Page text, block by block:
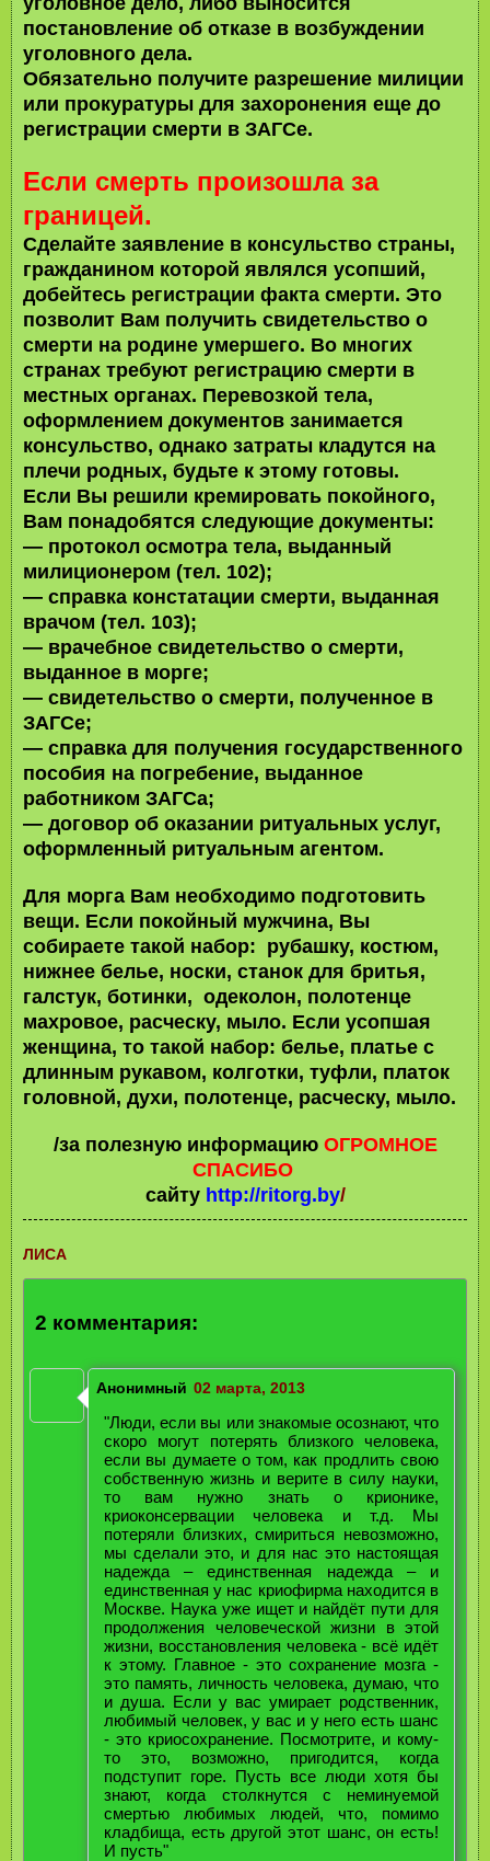
постановление об отказе в возбуждении
уголовного дела.
Обязательно получите разрешение милиции
или прокуратуры для захоронения еще до
регистрации смерти в ЗАГСе.
Если смерть произошла за
границей.
Сделайте заявление в консульство страны,
гражданином которой являлся усопший,
добейтесь регистрации факта смерти. Это
позволит Вам получить свидетельство о
смерти на родине умершего. Во многих
странах требуют регистрацию смерти в
местных органах. Перевозкой тела,
оформлением документов занимается
консульство, однако затраты кладутся на
плечи родных, будьте к этому готовы.
Если Вы решили кремировать покойного,
Вам понадобятся следующие документы:
— протокол осмотра тела, выданный
милиционером (тел. 102);
— справка констатации смерти, выданная
врачом (тел. 103);
— врачебное свидетельство о смерти,
выданное в морге;
— свидетельство о смерти, полученное в
ЗАГСе;
— справка для получения государственного
пособия на погребение, выданное
работником ЗАГСа;
— договор об оказании ритуальных услуг,
оформленный ритуальным агентом.
Для морга Вам необходимо подготовить
вещи. Если покойный мужчина, Вы
собираете такой набор: рубашку, костюм,
нижнее белье, носки, станок для бритья,
галстук, ботинки, одеколон, полотенце
махровое, расческу, мыло. Если усопшая
женщина, то такой набор: белье, платье с
длинным рукавом, колготки, туфли, платок
головной, духи, полотенце, расческу, мыло.
/за полезную информацию ОГРОМНОЕ
СПАСИБО
сайту http://ritorg.by/
ЛИСА
2 комментария:
Анонимный 02 марта, 2013
"Люди, если вы или знакомые осознают, что
скоро могут потерять близкого человека,
если вы думаете о том, как продлить свою
собственную жизнь и верите в силу науки,
то вам нужно знать о крионике,
криоконсервации человека и т.д. Мы
потеряли близких, смириться невозможно,
мы сделали это, и для нас это настоящая
надежда – единственная надежда – и
единственная у нас криофирма находится в
Москве. Наука уже ищет и найдёт пути для
продолжения человеческой жизни в этой
жизни, восстановления человека - всё идёт
к этому. Главное - это сохранение мозга -
это память, личность человека, думаю, что
и душа. Если у вас умирает родственник,
любимый человек, у вас и у него есть шанс
- это криосохранение. Посмотрите, и кому-
то это, возможно, пригодится, когда
подступит горе. Пусть все люди хотя бы
знают, когда столкнутся с неминуемой
смертью любимых людей, что, помимо
кладбища, есть другой этот шанс, он есть!
И пусть"